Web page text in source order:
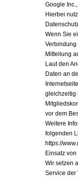
Google
Hierbei
Wenn Sie
Verbindung
Mitteilung
Laut den
Daten an
gleichzeitig
vor dem
Weitere
folgenden
https://
Einsatz
Wir setzen
Service der